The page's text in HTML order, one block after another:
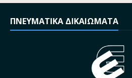
ΠΝΕΥΜΑΤΙΚΑ ΔΙΚΑΙΩΜΑΤΑ